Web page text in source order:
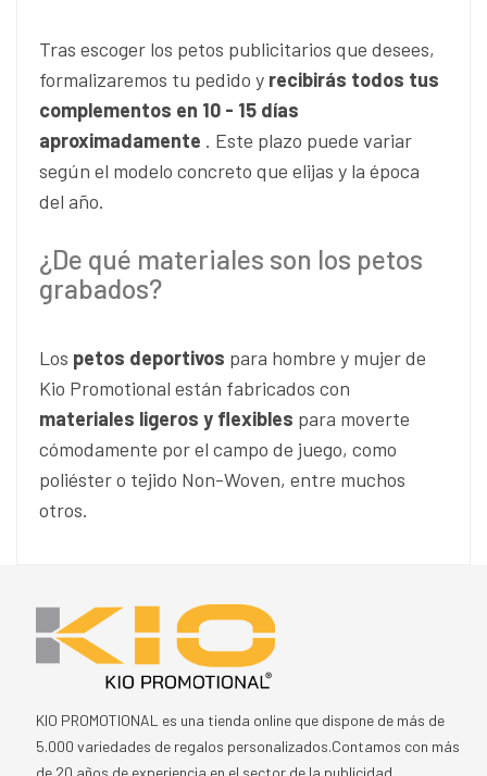
Tras escoger los petos publicitarios que desees,
formalizaremos tu pedido y recibirás todos tus
complementos en 10 - 15 días
aproximadamente . Este plazo puede variar
según el modelo concreto que elijas y la época
del año.
¿De qué materiales son los petos
grabados?
Los petos deportivos para hombre y mujer de
Kio Promotional están fabricados con
materiales ligeros y flexibles para moverte
cómodamente por el campo de juego, como
poliéster o tejido Non-Woven, entre muchos
otros.
KIO PROMOTIONAL es una tienda online que dispone de más de
5.000 variedades de regalos personalizados.Contamos con más